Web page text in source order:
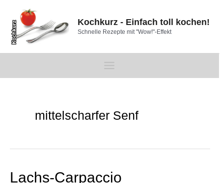
Inhalt
springen
Kochkurz - Einfach toll kochen!
Schnelle Rezepte mit "Wow!"-Effekt
Main
mittelscharfer Senf
Lachs-Carpaccio